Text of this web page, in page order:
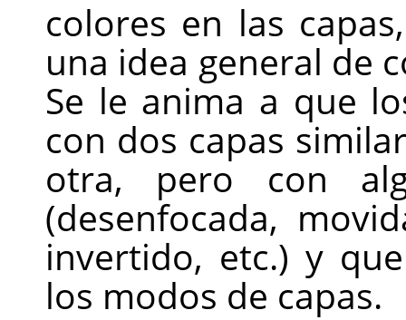
colores en las
una idea general de
Se le anima a que
con dos capas
otra, pero con
(desenfocada,
invertido, etc.) y
los modos de capas.